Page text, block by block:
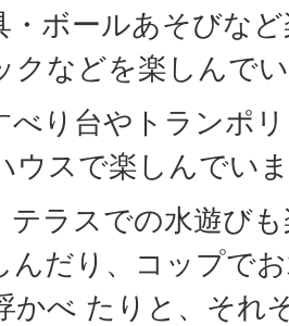
・ボールあそびな
クなどを楽しんで
べり台やトランポ
ウスで楽しんでい
テラスでの水遊び
んだり、コップで
かべ たりと、それ